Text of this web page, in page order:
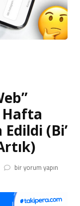
(Bi’
Threads’in
Bu
bir yorum yapın